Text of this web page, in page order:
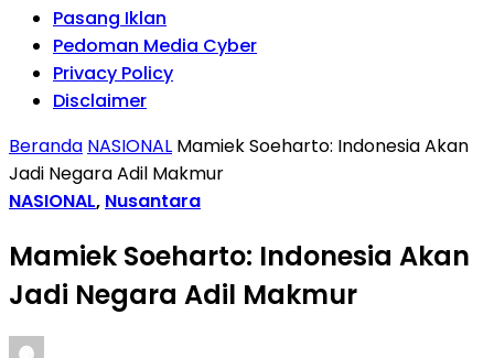
Pasang Iklan
Pedoman Media Cyber
Privacy Policy
Disclaimer
Beranda NASIONAL Mamiek Soeharto: Indonesia Akan
Jadi Negara Adil Makmur
NASIONAL, Nusantara
Mamiek Soeharto: Indonesia Akan
Jadi Negara Adil Makmur